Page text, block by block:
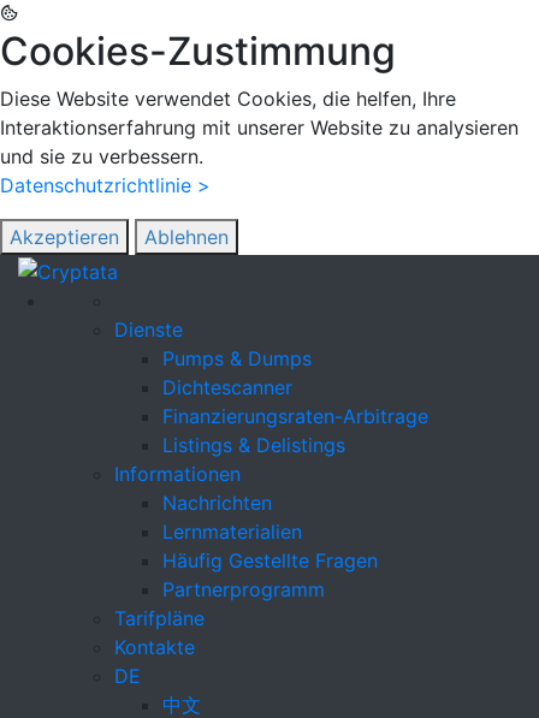
Cookies-Zustimmung
Diese Website verwendet Cookies, die helfen, Ihre
Interaktionserfahrung mit unserer Website zu analysieren
und sie zu verbessern.
Datenschutzrichtlinie >
Akzeptieren Ablehnen
Dienste
Pumps & Dumps
Dichtescanner
Finanzierungsraten-Arbitrage
Listings & Delistings
Informationen
Nachrichten
Lernmaterialien
Häufig Gestellte Fragen
Partnerprogramm
Tarifpläne
Kontakte
DE
中文